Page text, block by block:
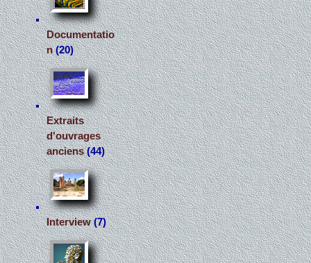
Documentatio
n(20)
Extraits
d'ouvrages
anciens(44)
Interview(7)